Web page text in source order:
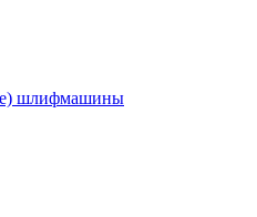
шлифмашины